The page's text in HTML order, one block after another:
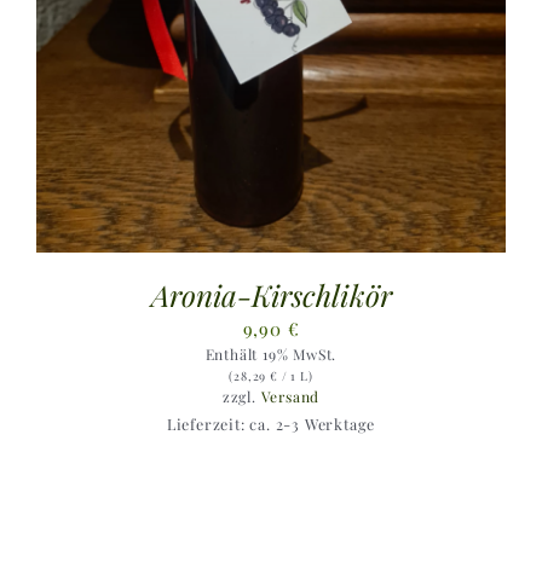
Aronia-Kirschlikör
9,90 €
Enthält 19% MwSt.
(28,29€ / 1 L)
zzgl. Versand
Lieferzeit: ca. 2-3 Werktage